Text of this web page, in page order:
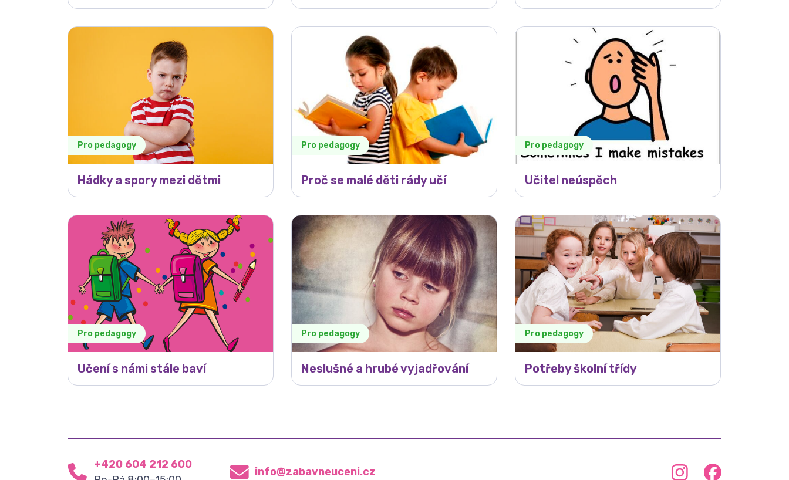
Pro pedagogy
Hádky a spory mezi dětmi
Pro pedagogy
Proč se malé děti rády učí
Pro pedagogy
Učitel neúspěch
Pro pedagogy
Učení s námi stále baví
Pro pedagogy
Neslušné a hrubé vyjadřování
Pro pedagogy
Potřeby školní třídy
+420 604 212 600
info@zabavneuceni.cz